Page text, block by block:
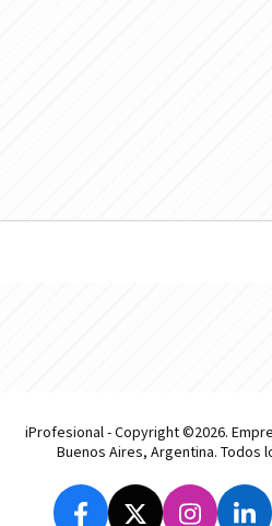
iProfesional - Copyright ©2026.
Buenos Aires, Argentina. Todos